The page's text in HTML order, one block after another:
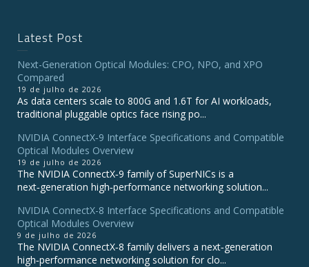
Latest Post
Next-Generation Optical Modules: CPO, NPO, and XPO
Compared
19 de julho de 2026
As data centers scale to 800G and 1.6T for AI workloads,
traditional pluggable optics face rising po...
NVIDIA ConnectX‑9 Interface Specifications and Compatible
Optical Modules Overview
19 de julho de 2026
The NVIDIA ConnectX‑9 family of SuperNICs is a
next‑generation high‑performance networking solution...
NVIDIA ConnectX-8 Interface Specifications and Compatible
Optical Modules Overview
9 de julho de 2026
The NVIDIA ConnectX‑8 family delivers a next‑generation
high‑performance networking solution for clo...